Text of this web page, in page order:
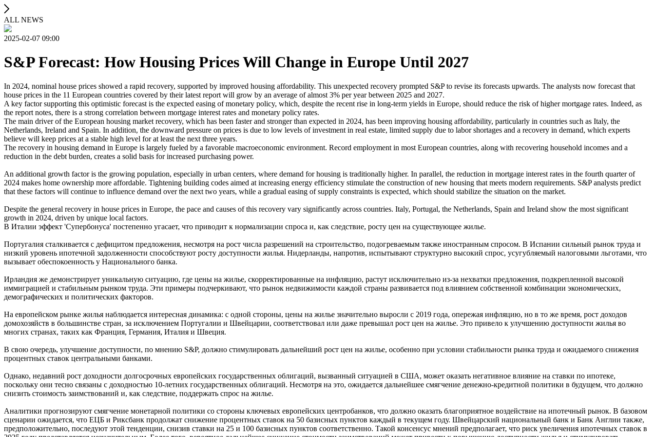
ALL NEWS
2025-02-07 09:00
S&P Forecast: How Housing Prices Will Change in Europe Until 2027
In 2024, nominal house prices showed a rapid recovery, supported by improved housing affordability. This unexpected recovery prompted S&P to revise its forecasts upwards. The analysts now forecast that
house prices in the 11 European countries covered by their latest report will grow by an average of almost 3% per year between 2025 and 2027.
A key factor supporting this optimistic forecast is the expected easing of monetary policy, which, despite the recent rise in long-term yields in Europe, should reduce the risk of higher mortgage rates. Indeed, as
the report notes, there is a strong correlation between mortgage interest rates and monetary policy rates.
The main driver of the European housing market recovery, which has been faster and stronger than expected in 2024, has been improving housing affordability, particularly in countries such as Italy, the
Netherlands, Ireland and Spain. In addition, the downward pressure on prices is due to low levels of investment in real estate, limited supply due to labor shortages and a recovery in demand, which experts
believe will keep prices at a stable high level for at least the next three years.
The recovery in housing demand in Europe is largely fueled by a favorable macroeconomic environment. Record employment in most European countries, along with recovering household incomes and a
reduction in the debt burden, creates a solid basis for increased purchasing power.
An additional growth factor is the growing population, especially in urban centers, where demand for housing is traditionally higher. In parallel, the reduction in mortgage interest rates in the fourth quarter of
2024 makes home ownership more affordable. Tightening building codes aimed at increasing energy efficiency stimulate the construction of new housing that meets modern requirements. S&P analysts predict
that these factors will continue to influence demand over the next two years, while a gradual easing of supply constraints is expected, which should stabilize the situation on the market.
Despite the general recovery in house prices in Europe, the pace and causes of this recovery vary significantly across countries. Italy, Portugal, the Netherlands, Spain and Ireland show the most significant
growth in 2024, driven by unique local factors.
В Италии эффект 'Супербонуса' постепенно угасает, что приводит к нормализации спроса и, как следствие, росту цен на существующее жилье.
Португалия сталкивается с дефицитом предложения, несмотря на рост числа разрешений на строительство, подогреваемым также иностранным спросом. В Испании сильный рынок труда и
низкий уровень ипотечной задолженности способствуют росту доступности жилья. Нидерланды, напротив, испытывают структурно высокий спрос, усугубляемый налоговыми льготами, что
вызывает обеспокоенность у Национального банка.
Ирландия же демонстрирует уникальную ситуацию, где цены на жилье, скорректированные на инфляцию, растут исключительно из-за нехватки предложения, подкрепленной высокой
иммиграцией и стабильным рынком труда. Эти примеры подчеркивают, что рынок недвижимости каждой страны развивается под влиянием собственной комбинации экономических,
демографических и политических факторов.
На европейском рынке жилья наблюдается интересная динамика: с одной стороны, цены на жилье значительно выросли с 2019 года, опережая инфляцию, но в то же время, рост доходов
домохозяйств в большинстве стран, за исключением Португалии и Швейцарии, соответствовал или даже превышал рост цен на жилье. Это привело к улучшению доступности жилья во
многих странах, таких как Франция, Германия, Италия и Швеция.
В свою очередь, улучшение доступности, по мнению S&P, должно стимулировать дальнейший рост цен на жилье, особенно при условии стабильности рынка труда и ожидаемого снижения
процентных ставок центральными банками.
Однако, недавний рост доходности долгосрочных европейских государственных облигаций, вызванный ситуацией в США, может оказать негативное влияние на ставки по ипотеке,
поскольку они тесно связаны с доходностью 10-летних государственных облигаций. Несмотря на это, ожидается дальнейшее смягчение денежно-кредитной политики в будущем, что должно
снизить стоимость заимствований и, как следствие, поддержать спрос на жилье.
Аналитики прогнозируют смягчение монетарной политики со стороны ключевых европейских центробанков, что должно оказать благоприятное воздействие на ипотечный рынок. В базовом
сценарии ожидается, что ЕЦБ и Риксбанк продолжат снижение процентных ставок на 50 базисных пунктов каждый в текущем году. Швейцарский национальный банк и Банк Англии также,
предположительно, последуют этой тенденции, снизив ставки на 25 и 100 базисных пунктов соответственно. Такой консенсус мнений предполагает, что риск увеличения ипотечных ставок в